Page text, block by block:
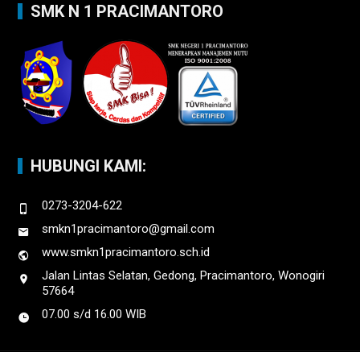
SMK N 1 PRACIMANTORO
HUBUNGI KAMI:
0273-3204-622
smkn1pracimantoro@gmail.com
www.smkn1pracimantoro.sch.id
Jalan Lintas Selatan, Gedong, Pracimantoro, Wonogiri
57664
07.00 s/d 16.00 WIB